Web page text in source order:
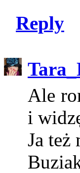
Reply
Ale
i
Ja też